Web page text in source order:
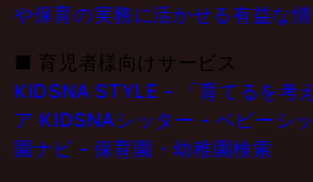
や保育の実務に活かせる有益な
■ 育児者様向けサービス
KIDSNA STYLE - 「育てるを考
ア KIDSNAシッター - ベビーシ
園ナビ - 保育園・幼稚園検索